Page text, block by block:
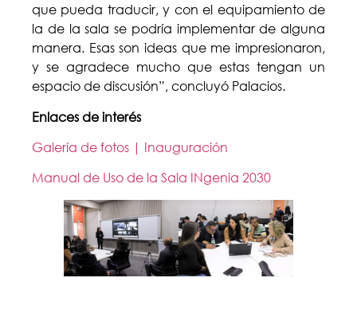
que pueda traducir, y con el equipamiento de
la de la sala se podría implementar de alguna
manera. Esas son ideas que me impresionaron,
y se agradece mucho que estas tengan un
espacio de discusión”, concluyó Palacios.
Enlaces de interés
Galería de fotos | Inauguración
Manual de Uso de la Sala INgenia 2030